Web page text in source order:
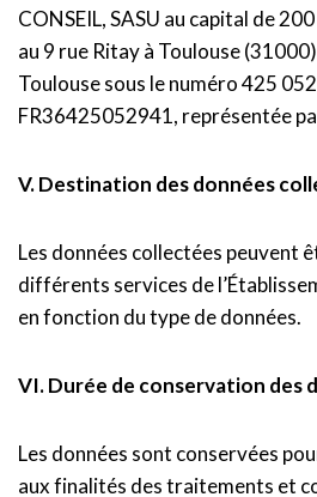
CONSEIL, SASU au capital de
au 9 rue Ritay à Toulouse
Toulouse sous le numéro 425
FR36425052941, représentée
V. Destination des données
Les données collectées peuvent
différents services de
en fonction du type de données.
VI. Durée de conservation des
Les données sont conservées
aux finalités des traitements et